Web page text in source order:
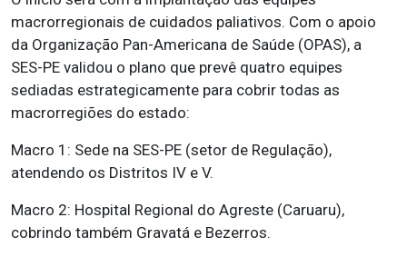
macrorregionais de cuidados paliativos. Com o apoio
da Organização Pan-Americana de Saúde (OPAS), a
SES-PE validou o plano que prevê quatro equipes
sediadas estrategicamente para cobrir todas as
macrorregiões do estado:
Macro 1: Sede na SES-PE (setor de Regulação),
atendendo os Distritos IV e V.
Macro 2: Hospital Regional do Agreste (Caruaru),
cobrindo também Gravatá e Bezerros.